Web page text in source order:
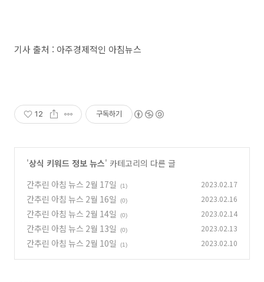
기사 출처 : 아주경제적인 아침뉴스
12 구독하기
'상식 키워드 정보 뉴스' 카테고리의 다른 글
간추린 아침 뉴스 2월 17일
(1) 2023.02.17
간추린 아침 뉴스 2월 16일 (0) 2023.02.16
간추린 아침 뉴스 2월 14일 (0) 2023.02.14
간추린 아침 뉴스 2월 13일 (0) 2023.02.13
간추린 아침 뉴스 2월 10일 (1) 2023.02.10